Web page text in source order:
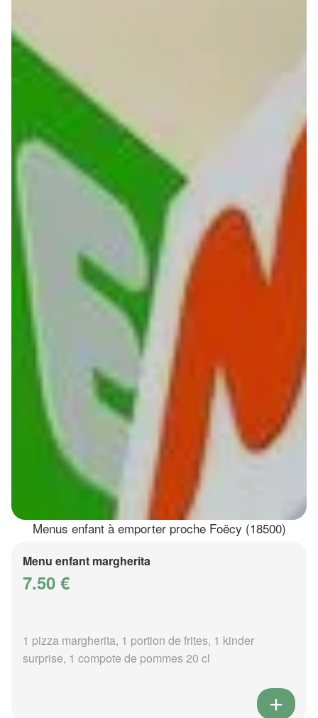
Menus enfant à emporter proche Foëcy (18500)
Menu enfant margherita
7.50 €
1 pizza margherita, 1 portion de frites, 1 kinder
surprise, 1 compote de pommes 20 cl